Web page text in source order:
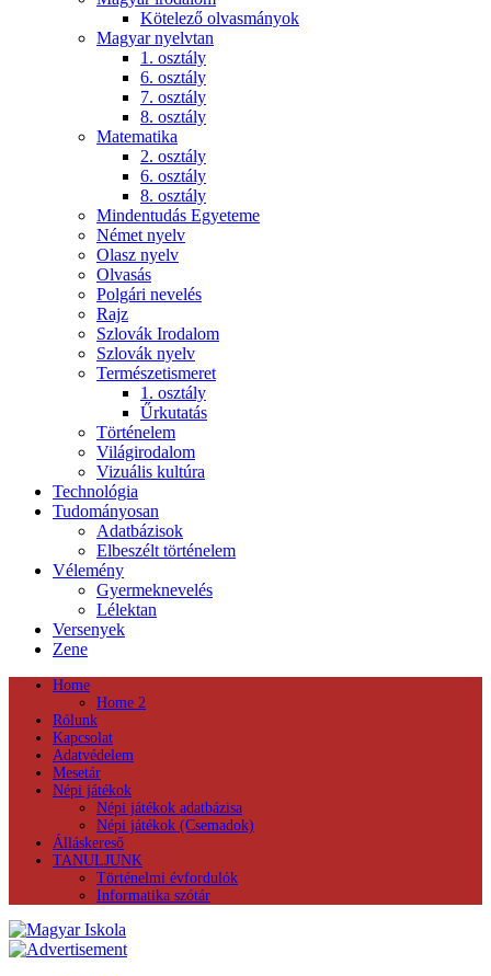
Kötelező olvasmányok
Magyar nyelvtan
1. osztály
6. osztály
7. osztály
8. osztály
Matematika
2. osztály
6. osztály
8. osztály
Mindentudás Egyeteme
Német nyelv
Olasz nyelv
Olvasás
Polgári nevelés
Rajz
Szlovák Irodalom
Szlovák nyelv
Természetismeret
1. osztály
Űrkutatás
Történelem
Világirodalom
Vizuális kultúra
Technológia
Tudományosan
Adatbázisok
Elbeszélt történelem
Vélemény
Gyermeknevelés
Lélektan
Versenyek
Zene
Home
Home 2
Rólunk
Kapcsolat
Adatvédelem
Mesetár
Népi játékok
Népi játékok adatbázisa
Népi játékok (Csemadok)
Álláskereső
TANULJUNK
Történelmi évfordulók
Informatika szótár